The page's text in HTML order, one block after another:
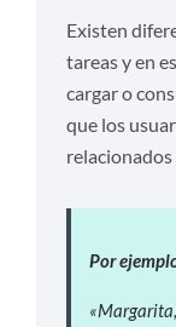
Existen
tareas y en
cargar o
que los
relacionados
Por